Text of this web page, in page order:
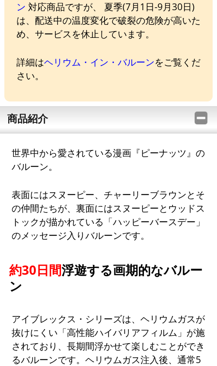
ン 対応商品ですが、 夏季(7月1日-9月30日)
は、配送中の温度変化で破裂の危険が高いた
め、サービスを休止しています。
詳細はヘリウム・イン・バルーンをご覧くだ
さい。
商品紹介
世界中から愛されている漫画『ピーナッツ』の
バルーン。
表面にはスヌーピー、チャーリーブラウンとそ
の仲間たちが、裏面にはスヌーピーとウッドス
トックが描かれている「ハッピーバースデー」
のメッセージ入りバルーンです。
約30日間浮遊する画期的なバルー
ン
アイブレックス・シリーズは、ヘリウムガスが
抜けにくい「高性能ハイバリアフィルム」が施
されており、長期間浮かせて楽しむことができ
るバルーンです。ヘリウムガス注入後、通常5